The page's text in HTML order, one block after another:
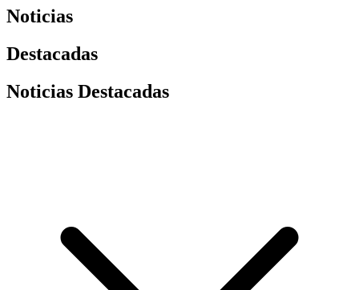
Noticias
Destacadas
Noticias Destacadas